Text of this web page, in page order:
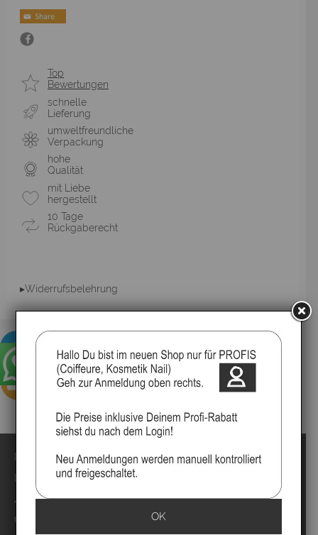
Top
Bewertungen
schnelle
Lieferung
umweltfreundliche
Verpackung
hohe
Qualität
mit Liebe
hergestellt
10 Tage
Rückgaberecht
▸Widerrufsbelehrung
Impressum
Kontakt
Anmelden
Über uns
OK